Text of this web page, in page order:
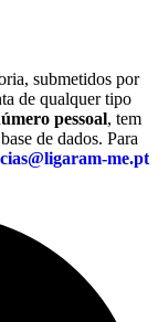
submetidos por
de qualquer tipo
pessoal, tem
de dados. Para
me.pt